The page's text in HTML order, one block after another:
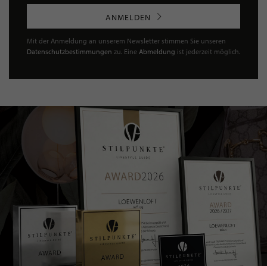
ANMELDEN
Mit der Anmeldung an unserem Newsletter stimmen Sie unseren
Datenschutzbestimmungen zu. Eine Abmeldung ist jederzeit möglich.